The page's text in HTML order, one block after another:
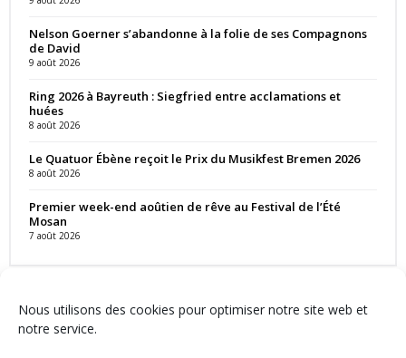
Nous utilisons des cookies pour optimiser notre site web et
notre service.
Nelson Goerner s’abandonne à la folie de ses Compagnons
de David
9 août 2026
Ring 2026 à Bayreuth : Siegfried entre acclamations et
huées
8 août 2026
Le Quatuor Ébène reçoit le Prix du Musikfest Bremen 2026
8 août 2026
Premier week-end aoûtien de rêve au Festival de l’Été
Mosan
7 août 2026